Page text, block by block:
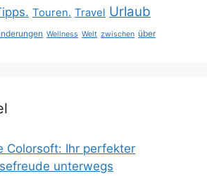
Touren. Travel Urlaub
Wellness Welt zwischen über
Colorsoft: Ihr perfekter
unterwegs